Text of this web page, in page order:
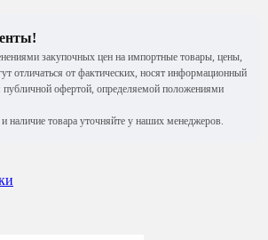
закупочных цен на импортные товары, цены,
отличаться от фактических, носят информационный
публичной офертой, определяемой положениями
наличие товара уточняйте у наших менеджеров.